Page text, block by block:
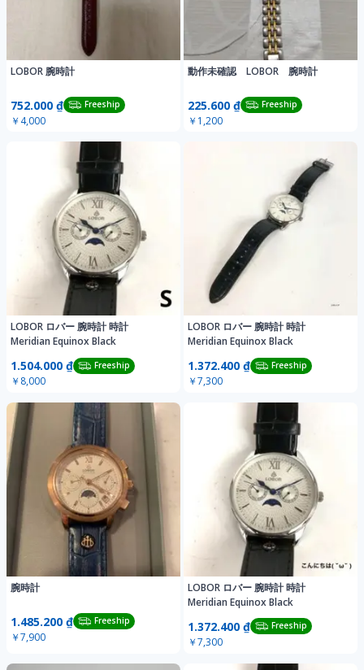
LOBOR 腕時計
752.000 ₫ Freeship
￥4,000
動作未確認 LOBOR 腕時計
225.600 ₫ Freeship
￥1,200
LOBOR ロバー 腕時計 時計
Meridian Equinox Black
1.504.000 ₫ Freeship
￥8,000
LOBOR ロバー 腕時計 時計
Meridian Equinox Black
1.372.400 ₫ Freeship
￥7,300
腕時計
1.485.200 ₫ Freeship
￥7,900
LOBOR ロバー 腕時計 時計
Meridian Equinox Black
1.372.400 ₫ Freeship
￥7,300